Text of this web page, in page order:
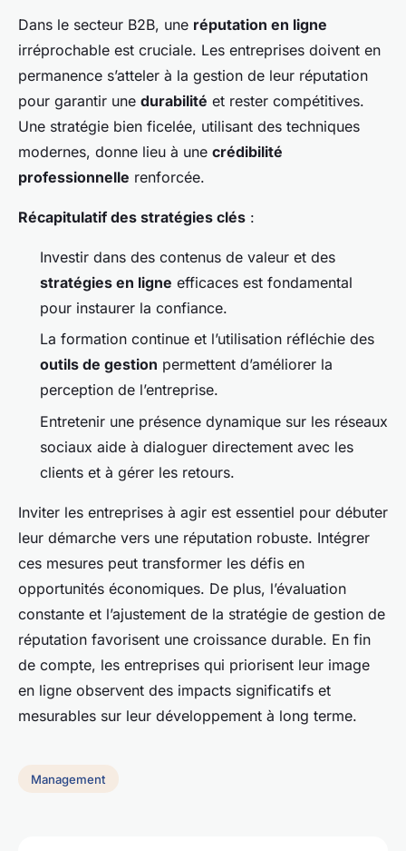
Dans le secteur B2B, une réputation en ligne
irréprochable est cruciale. Les entreprises doivent en
permanence s’atteler à la gestion de leur réputation
pour garantir une durabilité et rester compétitives.
Une stratégie bien ficelée, utilisant des techniques
modernes, donne lieu à une crédibilité
professionnelle renforcée.
Récapitulatif des stratégies clés :
Investir dans des contenus de valeur et des
stratégies en ligne efficaces est fondamental
pour instaurer la confiance.
La formation continue et l’utilisation réfléchie des
outils de gestion permettent d’améliorer la
perception de l’entreprise.
Entretenir une présence dynamique sur les réseaux
sociaux aide à dialoguer directement avec les
clients et à gérer les retours.
Inviter les entreprises à agir est essentiel pour débuter
leur démarche vers une réputation robuste. Intégrer
ces mesures peut transformer les défis en
opportunités économiques. De plus, l’évaluation
constante et l’ajustement de la stratégie de gestion de
réputation favorisent une croissance durable. En fin
de compte, les entreprises qui priorisent leur image
en ligne observent des impacts significatifs et
mesurables sur leur développement à long terme.
Management